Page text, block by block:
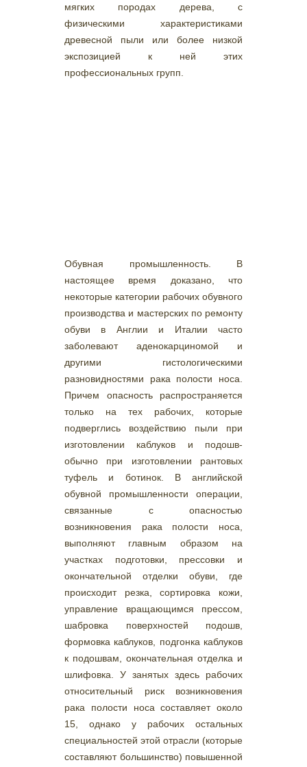
мягких породах дерева, с
физическими характеристиками
древесной пыли или более низкой
экспозицией к ней этих
профессиональных групп.
Обувная промышленность. В
настоящее время доказано, что
некоторые категории рабочих обувного
производства и мастерских по ремонту
обуви в Англии и Италии часто
заболевают аденокарциномой и
другими гистологическими
разновидностями рака полости носа.
Причем опасность распространяется
только на тех рабочих, которые
подверглись воздействию пыли при
изготовлении каблуков и подошв-
обычно при изготовлении рантовых
туфель и ботинок. В английской
обувной промышленности операции,
связанные с опасностью
возникновения рака полости носа,
выполняют главным образом на
участках подготовки, прессовки и
окончательной отделки обуви, где
происходит резка, сортировка кожи,
управление вращающимся прессом,
шабровка поверхностей подошв,
формовка каблуков, подгонка каблуков
к подошвам, окончательная отделка и
шлифовка. У занятых здесь рабочих
относительный риск возникновения
рака полости носа составляет около
15, однако у рабочих остальных
специальностей этой отрасли (которые
составляют большинство) повышенной